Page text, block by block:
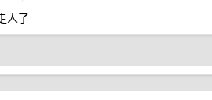
人了